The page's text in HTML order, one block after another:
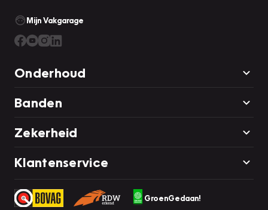
Mijn Vakgarage
Onderhoud
Banden
Zekerheid
Klantenservice
GroenGedaan!